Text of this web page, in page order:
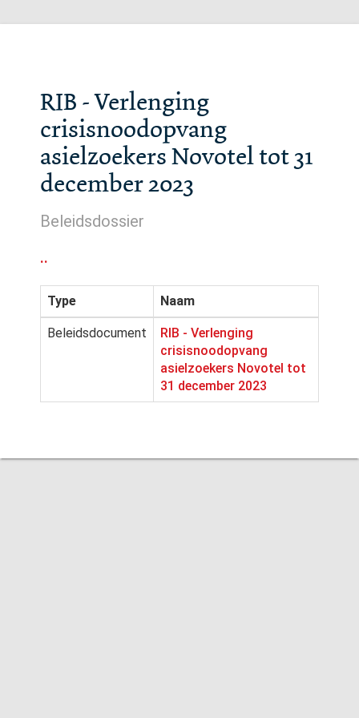
RIB - Verlenging
crisisnoodopvang
asielzoekers Novotel tot 31
december 2023
Beleidsdossier
..
Type Naam
Beleidsdocument
RIB - Verlenging
crisisnoodopvang
asielzoekers Novotel tot
31 december 2023